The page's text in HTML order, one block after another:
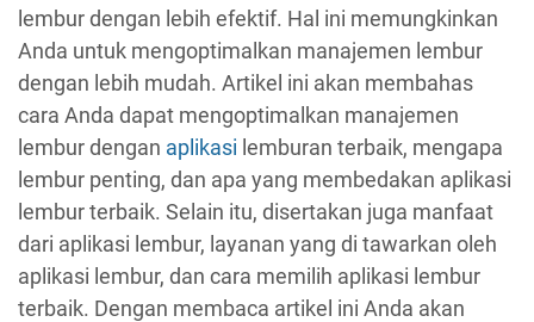
lembur dengan lebih efektif. Hal ini memungkinkan
Anda untuk mengoptimalkan manajemen lembur
dengan lebih mudah. Artikel ini akan membahas
cara Anda dapat mengoptimalkan manajemen
lembur dengan aplikasi lemburan terbaik, mengapa
lembur penting, dan apa yang membedakan aplikasi
lembur terbaik. Selain itu, disertakan juga manfaat
dari aplikasi lembur, layanan yang di tawarkan oleh
aplikasi lembur, dan cara memilih aplikasi lembur
terbaik. Dengan membaca artikel ini Anda akan